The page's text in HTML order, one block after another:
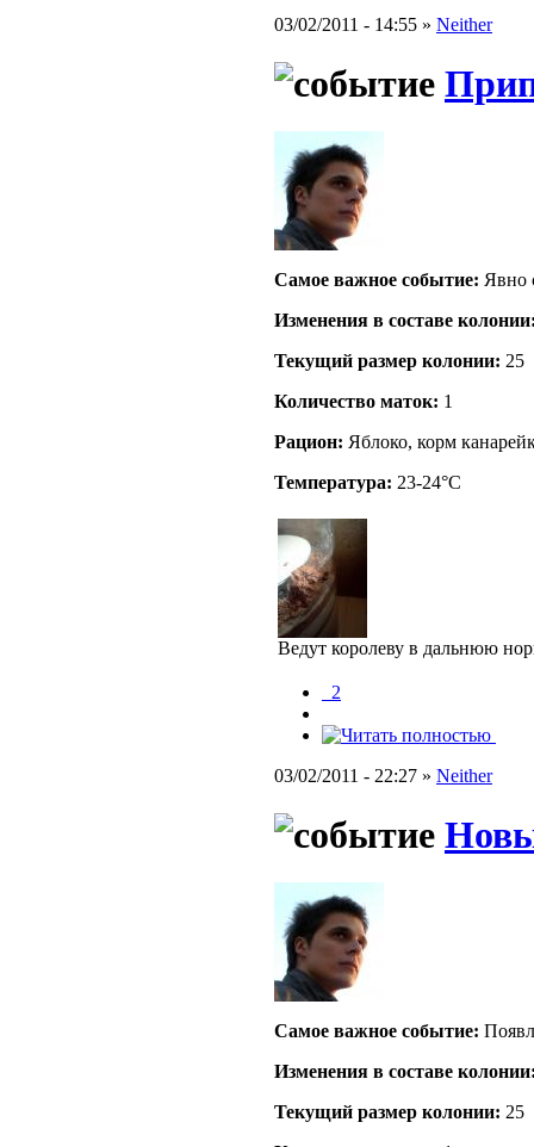
03/02/2011 - 14:55 » Neither
Самое важное событие: Явно
Изменения в составе
Текущий размер кoлонии: 25
Количество маток: 1
Рацион: Яблоко, корм
Температура: 23-24°C
Ведут королеву в дальнюю
_2
03/02/2011 - 22:27 » Neither
Самое важное событие:
Изменения в составе
Текущий размер кoлонии: 25